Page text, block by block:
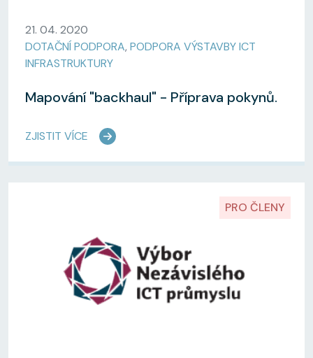
21. 04. 2020
DOTAČNÍ PODPORA, PODPORA VÝSTAVBY ICT
INFRASTRUKTURY
Mapování "backhaul" - Příprava pokynů.​​​​​​​
ZJISTIT VÍCE
PRO ČLENY